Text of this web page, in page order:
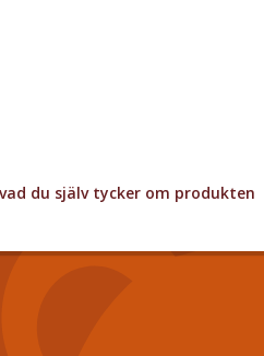
du själv tycker om produkten